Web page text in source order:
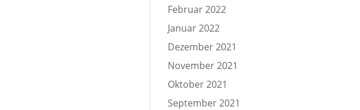
Februar 2022
Januar 2022
Dezember 2021
November 2021
Oktober 2021
September 2021